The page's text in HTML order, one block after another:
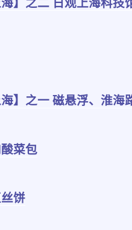
海】之一 磁悬浮、淮海
菜包
饼